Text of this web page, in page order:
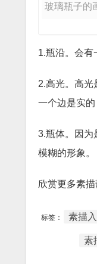
玻璃瓶子的
1.瓶沿。会有
2.高光。高光
一个边是实的
3.瓶体。因为
模糊的形象。
欣赏更多素
标签： 素描
素